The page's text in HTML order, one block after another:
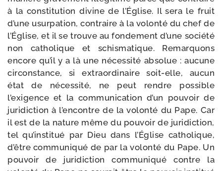
à la consti­tu­tion divine de l’Église. Il sera le fruit
d’une usur­pa­tion, contraire à la volon­té du chef de
l’Église, et il se trouve au fon­de­ment d’une socié­té
non catho­lique et schis­ma­tique. Remarquons
encore qu’il y a là une néces­si­té abso­lue : aucune
cir­cons­tance, si extra­or­di­naire soit-​elle, aucun
état de néces­si­té, ne peut rendre pos­sible
l’exigence et la com­mu­ni­ca­tion d’un pou­voir de
juri­dic­tion à l’encontre de la volon­té du Pape. Car
il est de la nature même du pou­voir de juri­dic­tion,
tel qu’institué par Dieu dans l’Église catho­lique,
d’être com­mu­ni­qué de par la volon­té du Pape. Un
pou­voir de juri­dic­tion com­mu­ni­qué contre la